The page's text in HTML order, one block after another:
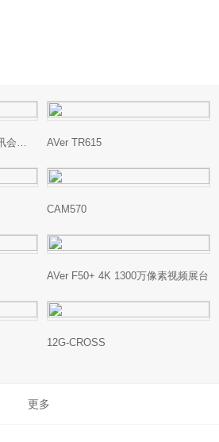
AVer VB370A 4K 双镜头视讯会议系统 AVer TR615
CAM570
AVer F50+ 4K 1300万像素视频展台
12G-CROSS
更多